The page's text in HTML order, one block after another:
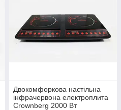
Двокомфоркова настільна
інфрачервона електроплита
Crownberg 2000 Вт